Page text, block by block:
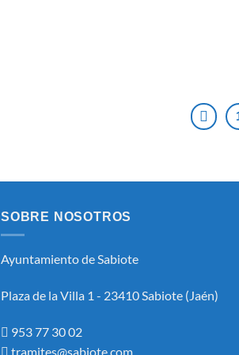
SOBRE NOSOTROS
Ayuntamiento de Sabiote
Plaza de la Villa 1 - 23410 Sabiote (Jaén)
953 77 30 02
tramites@sabiote.com